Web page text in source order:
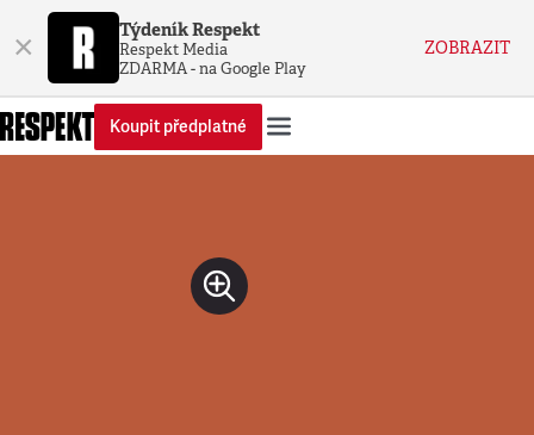
× Týdeník Respekt
Respekt Media
ZDARMA - na Google Play
ZOBRAZIT
Koupit předplatné